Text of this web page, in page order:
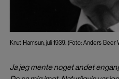
​Knut Hamsun, juli 1939. (Foto: Anders Beer
Ja jeg mente noget andet